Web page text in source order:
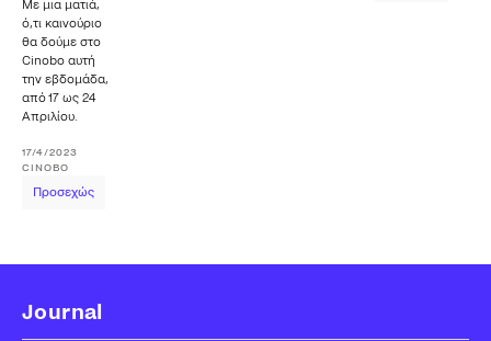
Με μια ματιά,
ό,τι καινούριο
θα δούμε στο
Cinobo αυτή
την εβδομάδα,
από 17 ως 24
Απριλίου.
17/4/2023
CINOBO
Προσεχώς
Journal